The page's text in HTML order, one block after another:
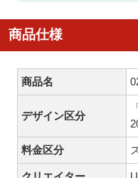
商品仕様
商品名
デザイン区分
料金区分